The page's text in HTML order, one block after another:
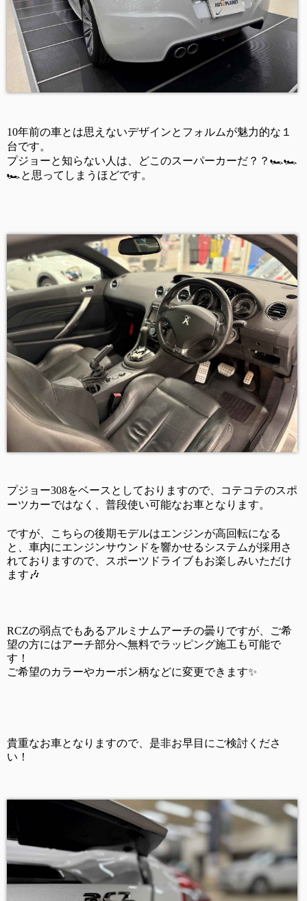
10年前の車とは思えないデザインとフォルムが魅力的な１
台です。
プジョーと知らない人は、どこのスーパーカーだ？？ 🏎️🏎️
🏎️と思ってしまうほどです。
プジョー308をベースとしておりますので、コテコテのスポ
ーツカーではなく、普段使い可能なお車となります。
ですが、こちらの後期モデルはエンジンが高回転になる
と、車内にエンジンサウンドを響かせるシステムが採用さ
れておりますので、スポーツドライブもお楽しみいただけ
ます 🎶
RCZの弱点でもあるアルミナムアーチの曇りですが、ご希
望の方にはアーチ部分へ無料でラッピング施工も可能で
す！
ご希望のカラーやカーボン柄などに変更できます✨
貴重なお車となりますので、是非お早目にご検討くださ
い！